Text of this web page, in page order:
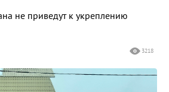
не приведут к укреплению
3218